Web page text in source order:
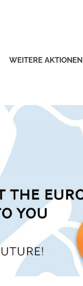
WEITERE AKTIONEN